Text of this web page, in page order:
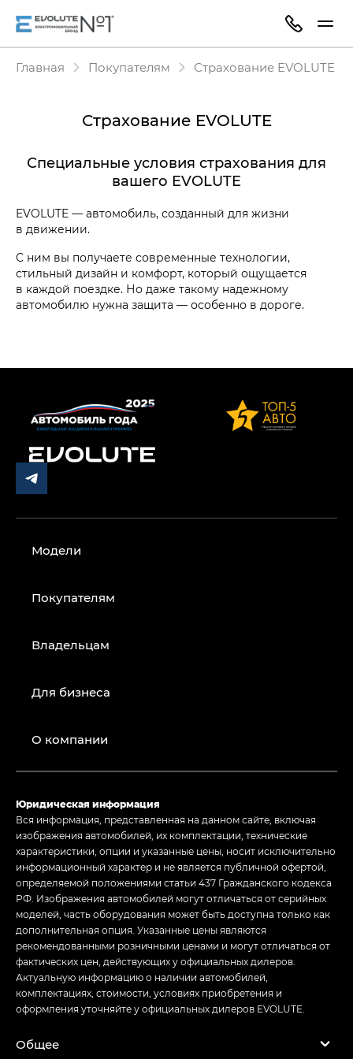
Главная Покупателям Страхование EVOLUTE
Страхование EVOLUTE
Специальные условия страхования для
вашего EVOLUTE
EVOLUTE — автомобиль, созданный для жизни
в движении.
С ним вы получаете современные технологии,
стильный дизайн и комфорт, который ощущается
в каждой поездке. Но даже такому надежному
автомобилю нужна защита — особенно в дороге.
Модели
Покупателям
Владельцам
Для бизнеса
О компании
Юридическая информация
Вся информация, представленная на данном сайте, включая
изображения автомобилей, их комплектации, технические
характеристики, опции и указанные цены, носит исключительно
информационный характер и не является публичной офертой,
определяемой положениями статьи 437 Гражданского кодекса
РФ. Изображения автомобилей могут отличаться от серийных
моделей, часть оборудования может быть доступна только как
дополнительная опция. Указанные цены являются
рекомендованными розничными ценами и могут отличаться от
фактических цен, действующих у официальных дилеров.
Актуальную информацию о наличии автомобилей,
комплектациях, стоимости, условиях приобретения и
оформления уточняйте у официальных дилеров EVOLUTE.
Общее